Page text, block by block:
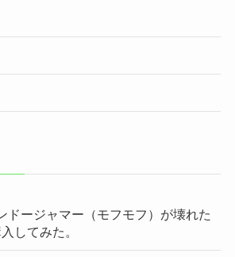
ドージャマー（モフモフ）が壊れた
してみた。